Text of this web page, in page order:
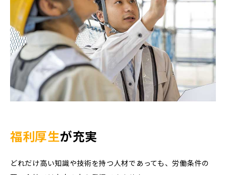
福利厚生が充実
どれだけ高い知識や技術を持つ人材であっても、労働条件の